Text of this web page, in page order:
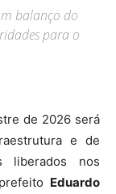
balanço do
para o
de 2026 será
e de
liberados nos
Eduardo